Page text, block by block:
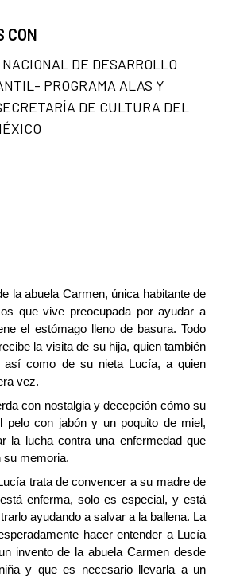
la abuela Carmen, única habitante de
que vive preocupada por ayudar a
el estómago lleno de basura. Todo
la visita de su hija, quien también
así como de su nieta Lucía, a quien
vez.
con nostalgia y decepción cómo su
pelo con jabón y un poquito de miel,
la lucha contra una enfermedad que
su memoria.
trata de convencer a su madre de
enferma, solo es especial, y está
ayudando a salvar a la ballena. La
hacer entender a Lucía
invento de la abuela Carmen desde
y que es necesario llevarla a un
CON
DE DESARROLLO
PROGRAMA ALAS Y
DE CULTURA DEL